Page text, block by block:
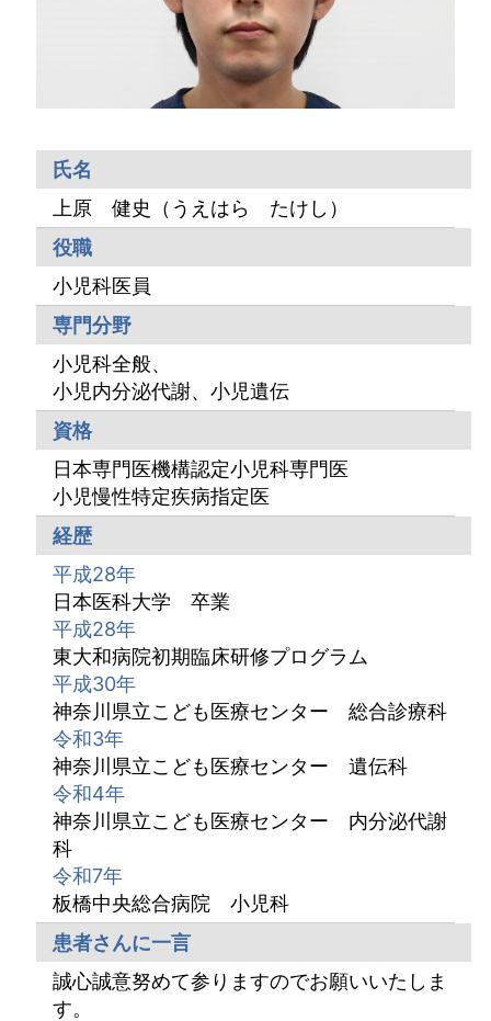
氏名
上原 健史（うえはら たけし）
役職
小児科医員
専門分野
小児科全般、
小児内分泌代謝、小児遺伝
資格
日本専門医機構認定小児科専門医
小児慢性特定疾病指定医
経歴
平成28年
日本医科大学 卒業
平成28年
東大和病院初期臨床研修プログラム
平成30年
神奈川県立こども医療センター 総合診療科
令和3年
神奈川県立こども医療センター 遺伝科
令和4年
神奈川県立こども医療センター 内分泌代謝
科
令和7年
板橋中央総合病院 小児科
患者さんに一言
誠心誠意努めて参りますのでお願いいたしま
す。